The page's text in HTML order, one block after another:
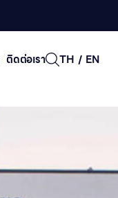
ติดต่อเรา TH / EN